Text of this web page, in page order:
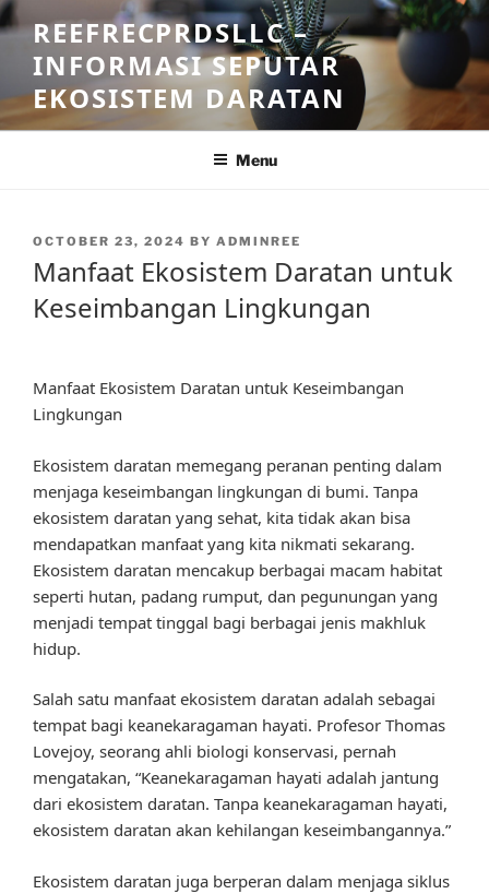
Skip
to
content
REEFRECPRDSLLC –
INFORMASI SEPUTAR
EKOSISTEM DARATAN
Menu
POSTED
OCTOBER 23, 2024 BY ADMINREE
Manfaat Ekosistem Daratan untuk
Keseimbangan Lingkungan
Manfaat Ekosistem Daratan untuk Keseimbangan
Lingkungan
Ekosistem daratan memegang peranan penting dalam
menjaga keseimbangan lingkungan di bumi. Tanpa
ekosistem daratan yang sehat, kita tidak akan bisa
mendapatkan manfaat yang kita nikmati sekarang.
Ekosistem daratan mencakup berbagai macam habitat
seperti hutan, padang rumput, dan pegunungan yang
menjadi tempat tinggal bagi berbagai jenis makhluk
hidup.
Salah satu manfaat ekosistem daratan adalah sebagai
tempat bagi keanekaragaman hayati. Profesor Thomas
Lovejoy, seorang ahli biologi konservasi, pernah
mengatakan, “Keanekaragaman hayati adalah jantung
dari ekosistem daratan. Tanpa keanekaragaman hayati,
ekosistem daratan akan kehilangan keseimbangannya.”
Ekosistem daratan juga berperan dalam menjaga siklus